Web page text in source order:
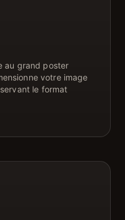
au grand poster
votre image
le format